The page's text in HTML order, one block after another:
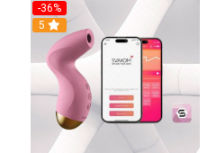
-36%
5